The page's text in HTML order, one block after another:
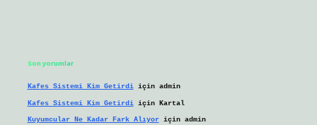
Son yorumlar
Kafes Sistemi Kim Getirdiiçin admin
Kafes Sistemi Kim Getirdiiçin Kartal
Kuyumcular Ne Kadar Fark Alıyoriçin admin